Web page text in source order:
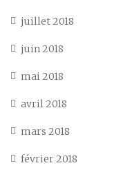
juillet 2018
juin 2018
mai 2018
avril 2018
mars 2018
février 2018